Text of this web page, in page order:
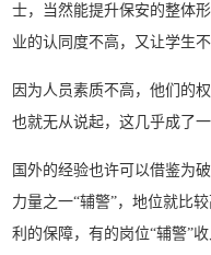
士，当然能提升保安的整体
业的认同度不高，又让学生
因为人员素质不高，他们的
也就无从说起，这几乎成了
国外的经验也许可以借鉴为
力量之一“辅警”，地位就比
利的保障，有的岗位“辅警”